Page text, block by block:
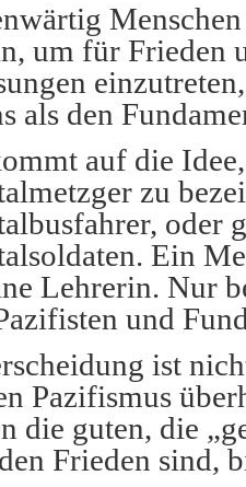
um für Frieden
als den
auf die
zu
oder
Ein
Lehrerin. Nur
und
ist
Pazifismus
die guten, die
Frieden sind,